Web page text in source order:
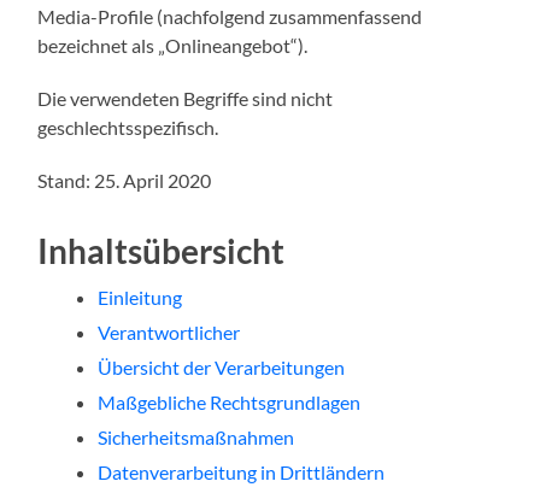
Media-Profile (nachfolgend zusammenfassend
bezeichnet als „Onlineangebot“).
Die verwendeten Begriffe sind nicht
geschlechtsspezifisch.
Stand: 25. April 2020
Inhaltsübersicht
Einleitung
Verantwortlicher
Übersicht der Verarbeitungen
Maßgebliche Rechtsgrundlagen
Sicherheitsmaßnahmen
Datenverarbeitung in Drittländern